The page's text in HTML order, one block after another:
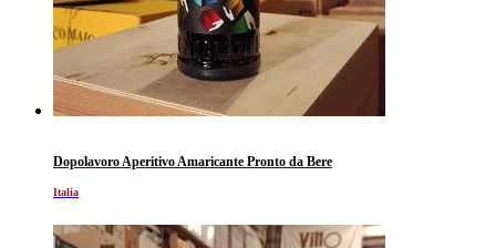
Dopolavoro Aperitivo Amaricante Pronto da Bere
Italia